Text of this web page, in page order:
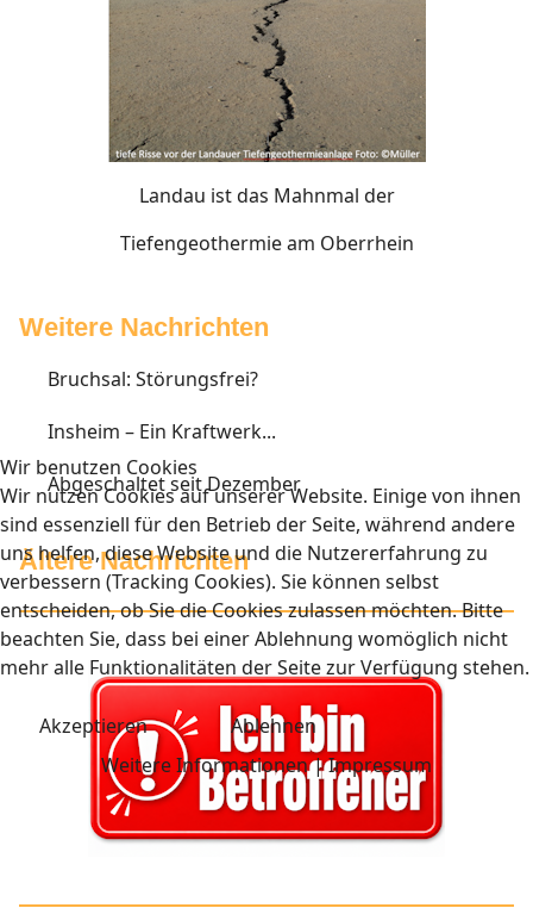
Landau ist das Mahnmal der
Tiefengeothermie am Oberrhein
Weitere Nachrichten
Bruchsal: Störungsfrei?
Insheim – Ein Kraftwerk...
Abgeschaltet seit Dezember
Ältere Nachrichten
Wir benutzen Cookies
Wir nutzen Cookies auf unserer Website. Einige von ihnen
sind essenziell für den Betrieb der Seite, während andere
uns helfen, diese Website und die Nutzererfahrung zu
verbessern (Tracking Cookies). Sie können selbst
entscheiden, ob Sie die Cookies zulassen möchten. Bitte
beachten Sie, dass bei einer Ablehnung womöglich nicht
mehr alle Funktionalitäten der Seite zur Verfügung stehen.
Akzeptieren
Ablehnen
Weitere Informationen|Impressum